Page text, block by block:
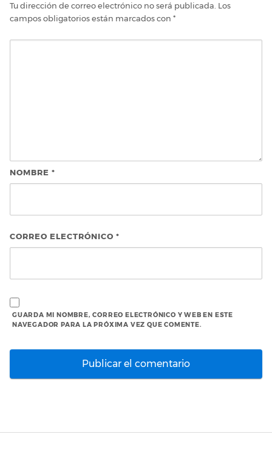
Tu dirección de correo electrónico no será publicada. Los
campos obligatorios están marcados con *
NOMBRE *
CORREO ELECTRÓNICO *
GUARDA MI NOMBRE, CORREO ELECTRÓNICO Y WEB EN ESTE
NAVEGADOR PARA LA PRÓXIMA VEZ QUE COMENTE.